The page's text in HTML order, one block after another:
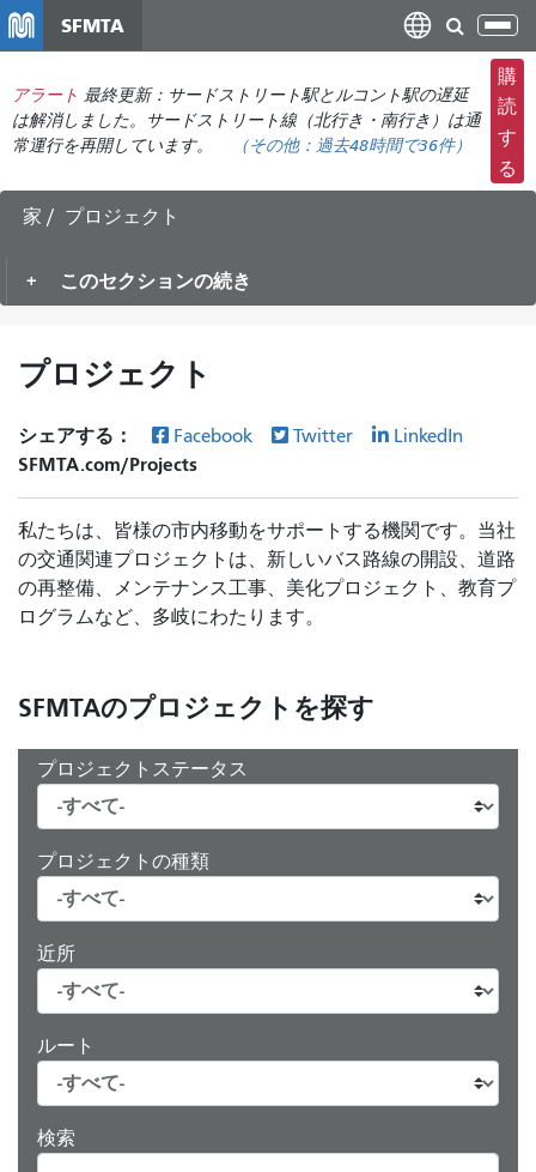
コ
ン
テ
ン
動
SFMTA
ナ
ビ
ゲ
ー
シ
ョ
り
アラート 最終更新：サードストリート駅とルコント駅の遅延
は解消しました。サードストリート線（北行き・南行き）は通
常運行を再開しています。
（その他： 過去48時間で36件）
購
読
す
る
家 プロジェクト
このセクションの続き
プロジェクト
シェアする： Facebook Twitter LinkedIn
SFMTA.com/Projects
私たちは、皆様の市内移動をサポートする機関です。当社
の交通関連プロジェクトは、新しいバス路線の開設、道路
の再整備、メンテナンス工事、美化プロジェクト、教育プ
ログラムなど、多岐にわたります。
SFMTAのプロジェクトを探す
プロジェクトステータス
プロジェクトの種類
近所
ルート
検索